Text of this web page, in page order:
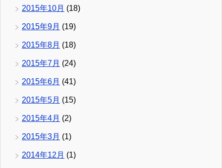
2015年10月 (18)
2015年9月 (19)
2015年8月 (18)
2015年7月 (24)
2015年6月 (41)
2015年5月 (15)
2015年4月 (2)
2015年3月 (1)
2014年12月 (1)